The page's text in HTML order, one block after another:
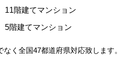
階建てマンション
建てマンション
く全国47都道府県対応致します。